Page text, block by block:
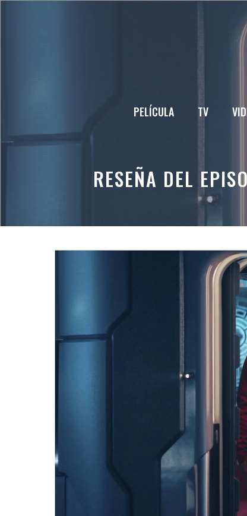
PELÍCULA TV
RESEÑA DEL